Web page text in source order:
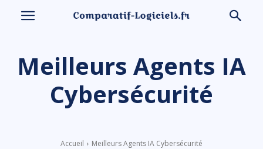
Meilleurs Agents IA
Cybersécurité
Accueil Meilleurs Agents IA Cybersécurité